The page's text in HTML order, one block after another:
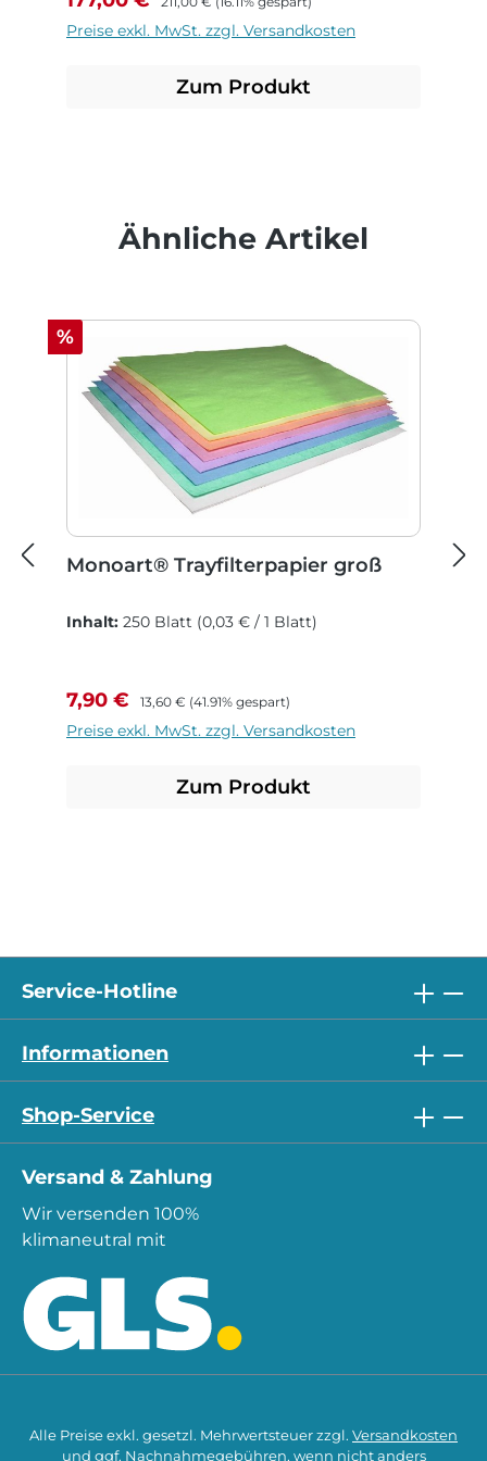
Preise exkl. MwSt. zzgl. Versandkosten
Zum Produkt
Produktgalerie überspringen
Ähnliche Artikel
Rabatt
%
Monoart® Trayfilterpapier groß
Inhalt: 250 Blatt (0,03 € / 1 Blatt)
Verkaufspreis:
7,90 € Regulärer Preis:
13,60 € (41.91% gespart)
Preise exkl. MwSt. zzgl. Versandkosten
Zum Produkt
Service-Hotline
Informationen
Shop-Service
Versand & Zahlung
Wir versenden 100%
klimaneutral mit
Alle Preise exkl. gesetzl. Mehrwertsteuer zzgl. Versandkosten
und ggf. Nachnahmegebühren, wenn nicht anders